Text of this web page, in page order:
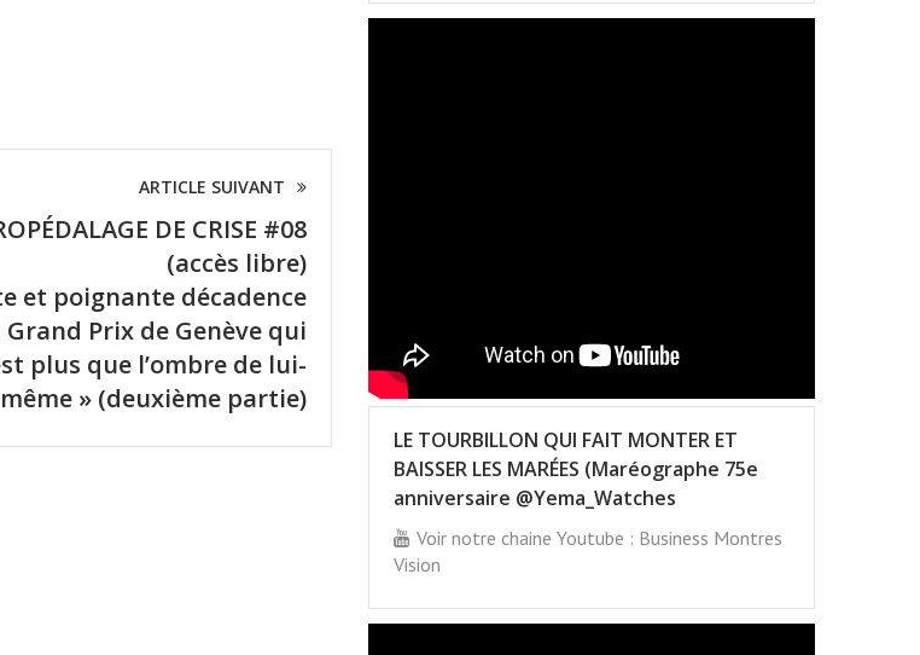
ARTICLE SUIVANT
DE CRISE #08
(accès libre)
et poignante décadence
Grand Prix de Genève qui
plus que l’ombre de lui-
même » (deuxième partie)
LE TOURBILLON QUI FAIT MONTER ET
BAISSER LES MARÉES (Maréographe 75e
anniversaire @Yema_Watches
Voir notre chaine Youtube : Business Montres
Vision